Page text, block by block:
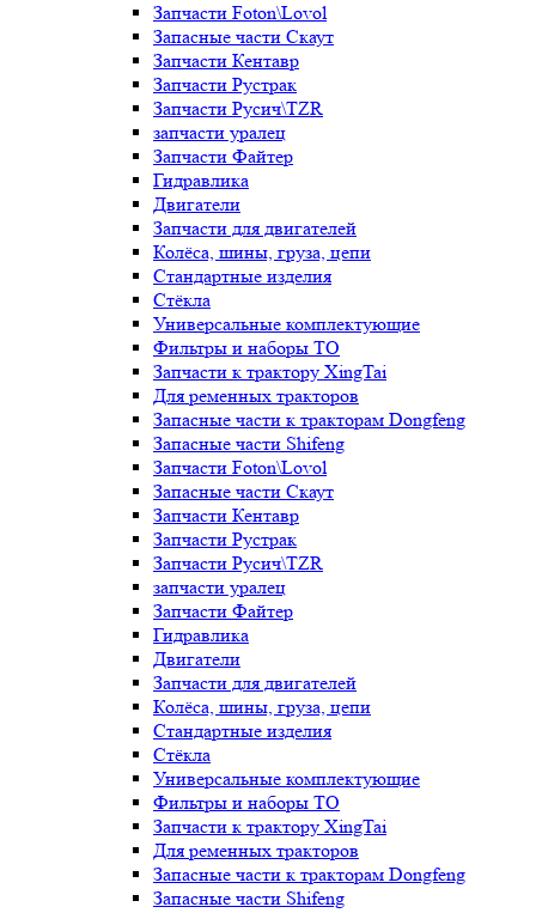
Запчасти Foton\Lovol
Запасные части Скаут
Запчасти Кентавр
Запчасти Рустрак
Запчасти Русич\TZR
запчасти уралец
Запчасти Файтер
Гидравлика
Двигатели
Запчасти для двигателей
Колёса, шины, груза, цепи
Стандартные изделия
Стёкла
Универсальные комплектующие
Фильтры и наборы ТО
Запчасти к трактору XingTai
Для ременных тракторов
Запасные части к тракторам Dongfeng
Запасные части Shifeng
Запчасти Foton\Lovol
Запасные части Скаут
Запчасти Кентавр
Запчасти Рустрак
Запчасти Русич\TZR
запчасти уралец
Запчасти Файтер
Гидравлика
Двигатели
Запчасти для двигателей
Колёса, шины, груза, цепи
Стандартные изделия
Стёкла
Универсальные комплектующие
Фильтры и наборы ТО
Запчасти к трактору XingTai
Для ременных тракторов
Запасные части к тракторам Dongfeng
Запасные части Shifeng